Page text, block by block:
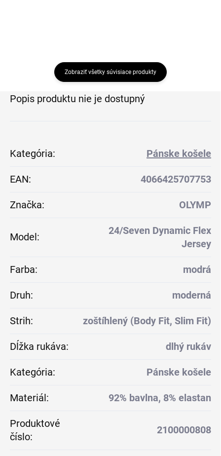
Zobraziť všetky súvisiace produkty
Popis produktu nie je dostupný
Kategória: Pánske košele
EAN: 4066425707753
Značka: OLYMP
Model:
24/Seven Dynamic Flex
Jersey
Farba: modrá
Druh: moderná
Strih: zoštíhlený (Body Fit, Slim Fit)
Dĺžka rukáva: dlhý rukáv
Kategória: Pánske košele
Materiál: 92% bavlna, 8% elastan
Produktové
číslo:
2100000808